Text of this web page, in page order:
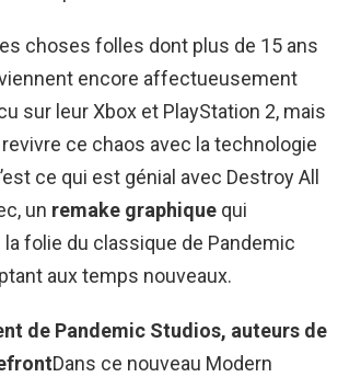
choses folles dont plus de 15 ans
encore affectueusement
sur leur Xbox et PlayStation 2, mais
ce chaos avec la technologie
ce qui est génial avec Destroy All
un remake graphique qui
folie du classique de Pandemic
aux temps nouveaux.
de Pandemic Studios, auteurs de
Dans ce nouveau Modern